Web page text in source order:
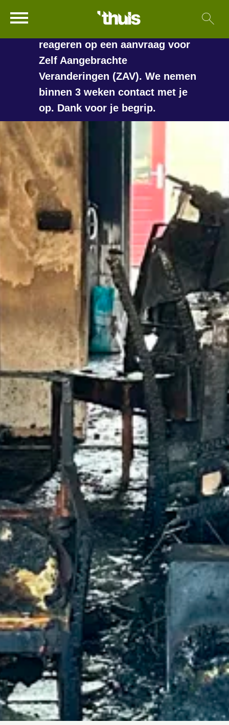
Naar hoofdinhoud
Naar hoofdnavigatiemenu
Naar zoeken
Naar de homepage
Ga naar Hoofd
langer duren voordat we
reageren op een aanvraag voor
Zelf Aangebrachte
Veranderingen (ZAV). We nemen
binnen 3 weken contact met je
op. Dank voor je begrip.